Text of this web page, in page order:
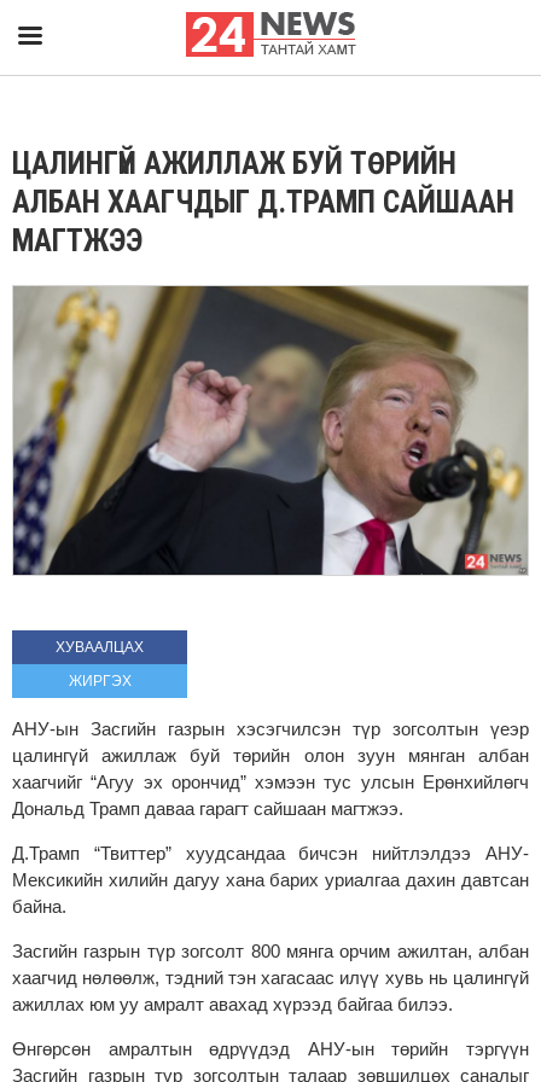
ЦАЛИНГҮЙ АЖИЛЛАЖ БУЙ ТӨРИЙН
АЛБАН ХААГЧДЫГ Д.ТРАМП САЙШААН
МАГТЖЭЭ
ХУВААЛЦАХ
ЖИРГЭХ
АНУ-ын Засгийн газрын хэсэгчилсэн түр зогсолтын үеэр
цалингүй ажиллаж буй төрийн олон зуун мянган албан
хаагчийг “Агуу эх орончид” хэмээн тус улсын Ерөнхийлөгч
Дональд Трамп даваа гарагт сайшаан магтжээ.
Д.Трамп “Твиттер” хуудсандаа бичсэн нийтлэлдээ АНУ-
Мексикийн хилийн дагуу хана барих уриалгаа дахин давтсан
байна.
Засгийн газрын түр зогсолт 800 мянга орчим ажилтан, албан
хаагчид нөлөөлж, тэдний тэн хагасаас илүү хувь нь цалингүй
ажиллах юм уу амралт авахад хүрээд байгаа билээ.
Өнгөрсөн амралтын өдрүүдэд АНУ-ын төрийн тэргүүн
Засгийн газрын түр зогсолтын талаар зөвшилцөх саналыг